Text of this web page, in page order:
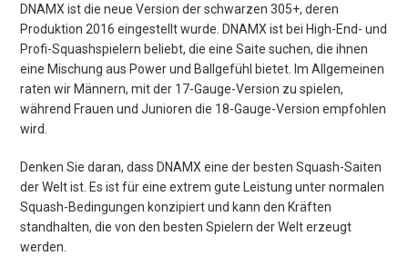
DNAMX ist die neue Version der schwarzen 305+, deren
Produktion 2016 eingestellt wurde. DNAMX ist bei High-End- und
Profi-Squashspielern beliebt, die eine Saite suchen, die ihnen
eine Mischung aus Power und Ballgefühl bietet. Im Allgemeinen
raten wir Männern, mit der 17-Gauge-Version zu spielen,
während Frauen und Junioren die 18-Gauge-Version empfohlen
wird.
Denken Sie daran, dass DNAMX eine der besten Squash-Saiten
der Welt ist. Es ist für eine extrem gute Leistung unter normalen
Squash-Bedingungen konzipiert und kann den Kräften
standhalten, die von den besten Spielern der Welt erzeugt
werden.